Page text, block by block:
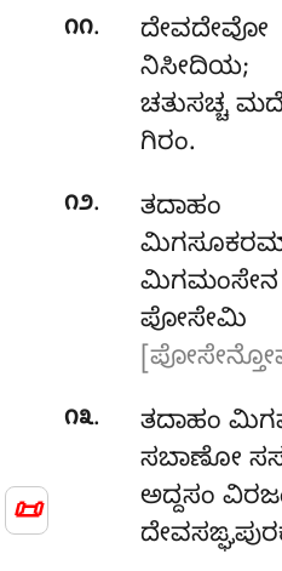
📜
೧೧.
ದೇವದೇವೋ
ನಿಸೀದಿಯ;
ಚತುಸಚ್ಚ
ಗಿರಂ.
೧೨.
ತದಾಹಂ
೧೩. ತದಾಹಂ
ಸಬಾಣೋ
ಅದ್ದಸಂ